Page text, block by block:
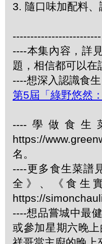
3. 隨口味加配料、
-------------------------
----本集內容，詳
題，相信都可以
----想深入認識食
第5屆「綠野悠然
----學做食生
https://
名。
----更多食生菜譜
全》、《食生實
https://
----想品嘗城中最
或參加星期六晚